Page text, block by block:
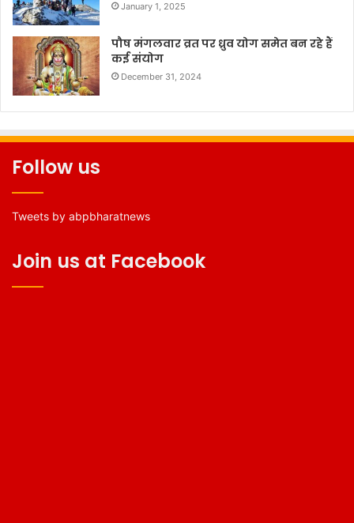
January 1, 2025
पौष मंगलवार व्रत पर ध्रुव योग समेत बन रहे हैं
कई संयोग
December 31, 2024
Follow us
Tweets by abpbharatnews
Join us at Facebook